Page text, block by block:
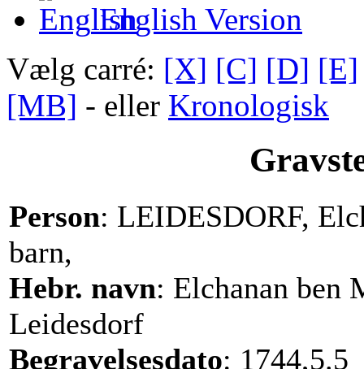
English Version
Vælg carré: [X] [C] [D] [E]
[MB] - eller Kronologisk
Person: LEIDESDORF,
barn,
Hebr. navn: Elchanan ben
Leidesdorf
Begravelsesdato: 1744,5.5